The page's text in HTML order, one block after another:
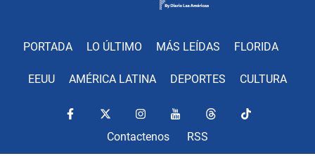
PORTADA LO ÚLTIMO MÁS LEÍDAS FLORIDA
EEUU AMÉRICA LATINA DEPORTES CULTURA
Contactenos RSS